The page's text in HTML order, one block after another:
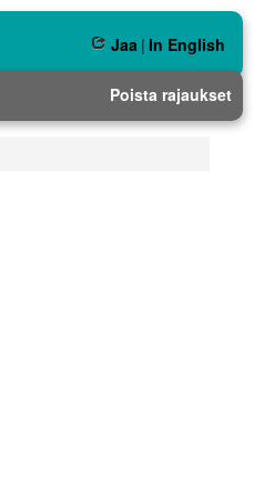
Jaa | In English
Poista rajaukset